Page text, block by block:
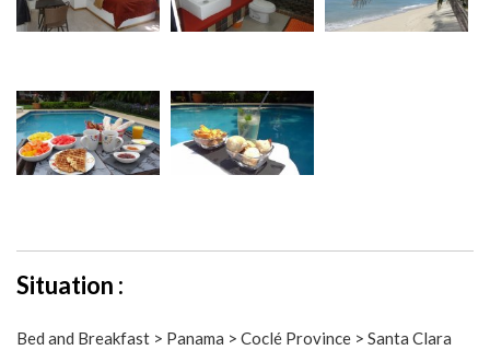
Situation :
Bed and Breakfast > Panama > Coclé Province > Santa Clara